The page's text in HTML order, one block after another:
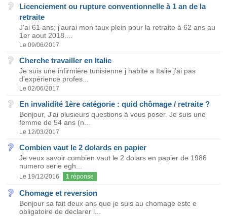
Licenciement ou rupture conventionnelle à 1 an de la
retraite
J'ai 61 ans; j'aurai mon taux plein pour la retraite à 62 ans au
1er aout 2018....
Le 09/06/2017
Cherche travailler en Italie
Je suis une infirmière tunisienne j habite a Italie j'ai pas
d’expérience profes...
Le 02/06/2017
En invalidité 1ère catégorie : quid chômage / retraite ?
Bonjour, J'ai plusieurs questions à vous poser. Je suis une
femme de 54 ans (n...
Le 12/03/2017
Combien vaut le 2 dolards en papier
Je veux savoir combien vaut le 2 dolars en papier de 1986
numero serie egh...
Le 19/12/2016 1 réponse
Chomage et reversion
Bonjour sa fait deux ans que je suis au chomage estc e
obligatoire de declarer l...